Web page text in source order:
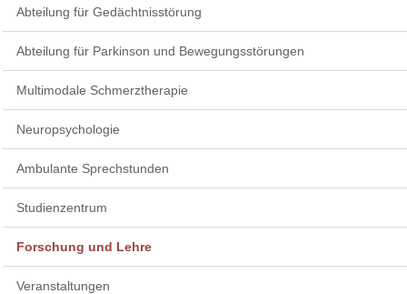
Abteilung für Gedächtnisstörung
Abteilung für Parkinson und Bewegungsstörungen
Multimodale Schmerztherapie
Neuropsychologie
Ambulante Sprechstunden
Studienzentrum
Forschung und Lehre
Veranstaltungen